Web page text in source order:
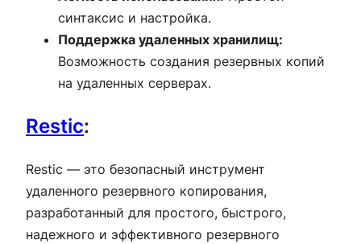
синтаксис и настройка.
Поддержка удаленных хранилищ:
Возможность создания резервных копий
на удаленных серверах.
Restic:
Restic — это безопасный инструмент
удаленного резервного копирования,
разработанный для простого, быстрого,
надежного и эффективного резервного